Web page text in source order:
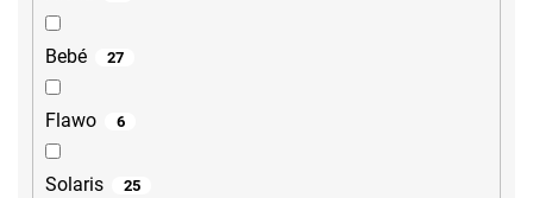
Bebé 27
Flawo 6
Solaris 25